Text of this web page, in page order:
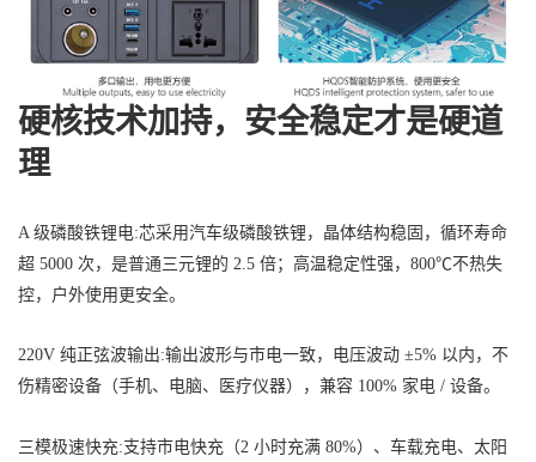
硬核技术加持，安全稳定才是硬道
理
A 级磷酸铁锂电:芯采用汽车级磷酸铁锂，晶体结构稳固，循环寿命
超 5000 次，是普通三元锂的 2.5 倍；高温稳定性强，800℃不热失
控，户外使用更安全。
220V 纯正弦波输出:输出波形与市电一致，电压波动 ±5% 以内，不
伤精密设备（手机、电脑、医疗仪器），兼容 100% 家电 / 设备。
三模极速快充:支持市电快充（2 小时充满 80%）、车载充电、太阳